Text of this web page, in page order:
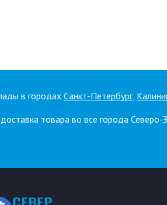
в городах Санкт-Петербург,
товара во все города